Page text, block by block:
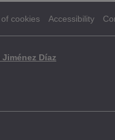
cookies Accessibility
Díaz